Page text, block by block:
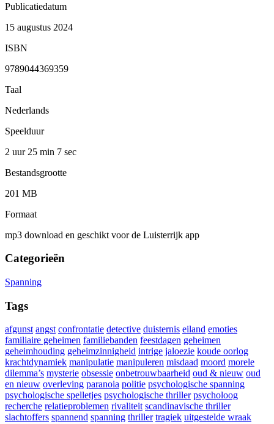
Publicatiedatum
15 augustus 2024
ISBN
9789044369359
Taal
Nederlands
Speelduur
2 uur 25 min 7 sec
Bestandsgrootte
201 MB
Formaat
mp3 download en geschikt voor de Luisterrijk app
Categorieën
Spanning
Tags
afgunst angst confrontatie detective duisternis eiland emoties
familiaire geheimen familiebanden feestdagen geheimen
geheimhouding geheimzinnigheid intrige jaloezie koude oorlog
krachtdynamiek manipulatie manipuleren misdaad moord morele
dilemma’s mysterie obsessie onbetrouwbaarheid oud & nieuw oud
en nieuw overleving paranoia politie psychologische spanning
psychologische spelletjes psychologische thriller psycholoog
recherche relatieproblemen rivaliteit scandinavische thriller
slachtoffers spannend spanning thriller tragiek uitgestelde wraak